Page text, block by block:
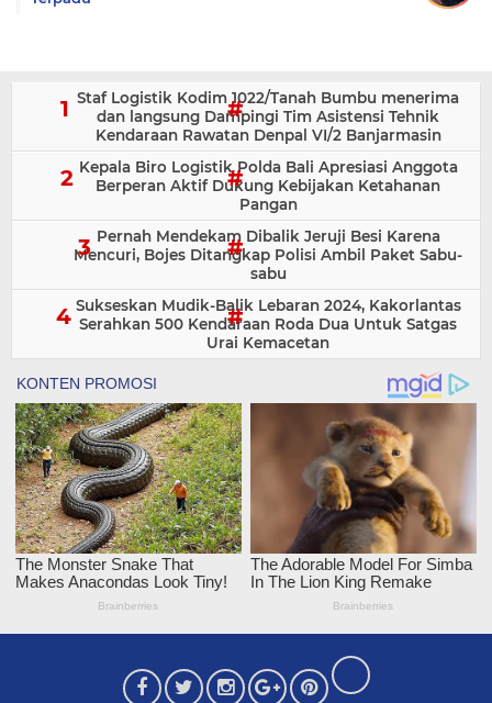
Staf Logistik Kodim 1022/Tanah Bumbu menerima
dan langsung Dampingi Tim Asistensi Tehnik
Kendaraan Rawatan Denpal VI/2 Banjarmasin
Kepala Biro Logistik Polda Bali Apresiasi Anggota
Berperan Aktif Dukung Kebijakan Ketahanan
Pangan
Pernah Mendekam Dibalik Jeruji Besi Karena
Mencuri, Bojes Ditangkap Polisi Ambil Paket Sabu-
sabu
Sukseskan Mudik-Balik Lebaran 2024, Kakorlantas
Serahkan 500 Kendaraan Roda Dua Untuk Satgas
Urai Kemacetan